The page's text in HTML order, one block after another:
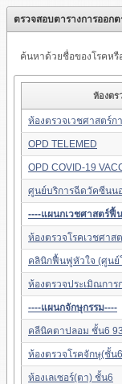
ตรวจสอบตารางการออก
ค้นหาด้วยชื่อของโรคห
ห้องตร
ห้องตรวจเวชศาสตร์ก
OPD TELEMED
OPD COVID-19
ศูนย์บริการฉีดวัคซีนน
----แผนกเวชศาสตร์ฟื้
ห้องตรวจโรคเวชศา
คลินิกฟื้นฟูหัวใจ (ศูนย์
ห้องตรวจประเมิณกา
----แผนกจักษุกรรม----
คลีนิคตาปลอม ชั้น6
ห้องตรวจโรคจักษุ(ชั้น
ห้องเลเซอร์(ตา) ชั้น6